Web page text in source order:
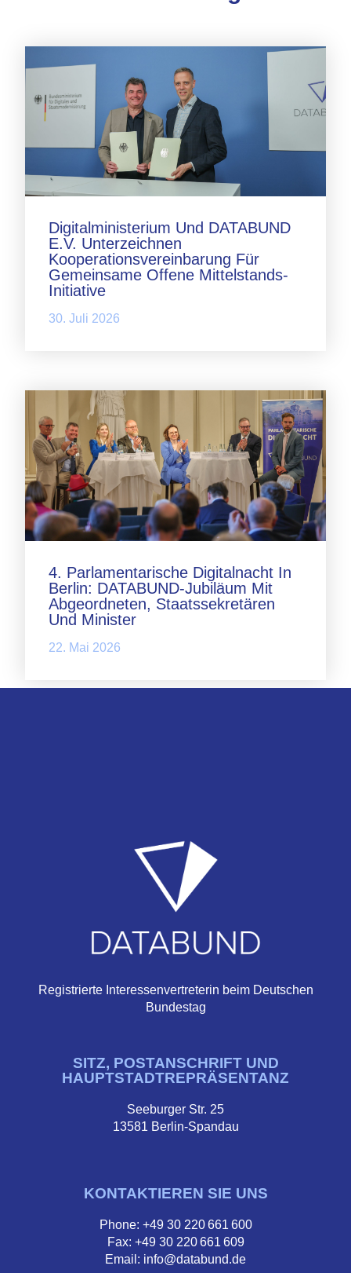
Digitalministerium Und DATABUND
E.V. Unterzeichnen
Kooperationsvereinbarung Für
Gemeinsame Offene Mittelstands-
Initiative
30. Juli 2026
4. Parlamentarische Digitalnacht In
Berlin: DATABUND-Jubiläum Mit
Abgeordneten, Staatssekretären
Und Minister
22. Mai 2026
Registrierte Interessenvertreterin beim Deutschen
Bundestag
SITZ, POSTANSCHRIFT UND
HAUPTSTADTREPRÄSENTANZ
Seeburger Str. 25
13581 Berlin-Spandau
KONTAKTIEREN SIE UNS
Phone: +49 30 220 661 600
Fax: +49 30 220 661 609
Email: info@databund.de